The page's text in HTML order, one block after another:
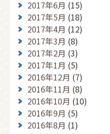
2017年6月 (15)
2017年5月 (18)
2017年4月 (12)
2017年3月 (8)
2017年2月 (3)
2017年1月 (5)
2016年12月 (7)
2016年11月 (8)
2016年10月 (10)
2016年9月 (5)
2016年8月 (1)